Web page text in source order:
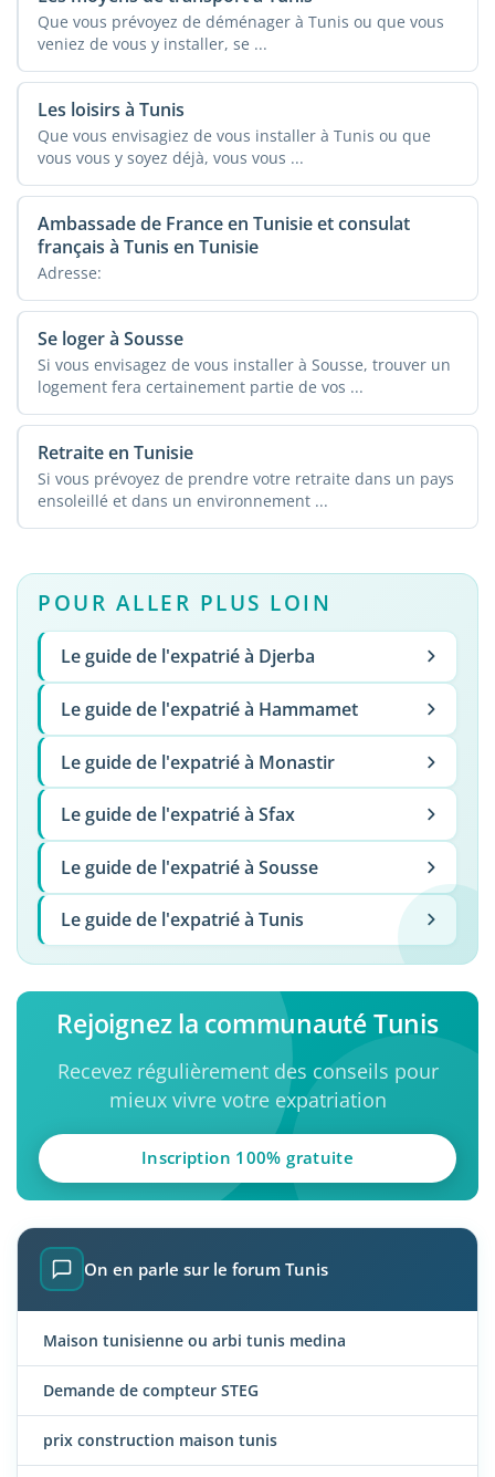
Que vous prévoyez de déménager à Tunis ou que vous
veniez de vous y installer, se ...
Les loisirs à Tunis
Que vous envisagiez de vous installer à Tunis ou que
vous vous y soyez déjà, vous vous ...
Ambassade de France en Tunisie et consulat
français à Tunis en Tunisie
Adresse:
Se loger à Sousse
Si vous envisagez de vous installer à Sousse, trouver un
logement fera certainement partie de vos ...
Retraite en Tunisie
Si vous prévoyez de prendre votre retraite dans un pays
ensoleillé et dans un environnement ...
POUR ALLER PLUS LOIN
Le guide de l'expatrié à Djerba
Le guide de l'expatrié à Hammamet
Le guide de l'expatrié à Monastir
Le guide de l'expatrié à Sfax
Le guide de l'expatrié à Sousse
Le guide de l'expatrié à Tunis
Rejoignez la communauté Tunis
Recevez régulièrement des conseils pour
mieux vivre votre expatriation
Inscription 100% gratuite
On en parle sur le forum Tunis
Maison tunisienne ou arbi tunis medina
Demande de compteur STEG
prix construction maison tunis